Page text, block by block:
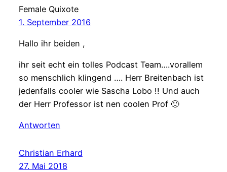
Female Quixote
1. September 2016
Hallo ihr beiden ,
ihr seit echt ein tolles Podcast Team….vorallem
so menschlich klingend …. Herr Breitenbach ist
jedenfalls cooler wie Sascha Lobo !! Und auch
der Herr Professor ist nen coolen Prof 🙂
Antworten
Christian Erhard
27. Mai 2018